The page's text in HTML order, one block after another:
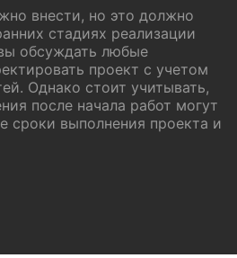
внести, но это должно
стадиях реализации
обсуждать любые
проект с учетом
Однако стоит учитывать,
после начала работ могут
сроки выполнения проекта и